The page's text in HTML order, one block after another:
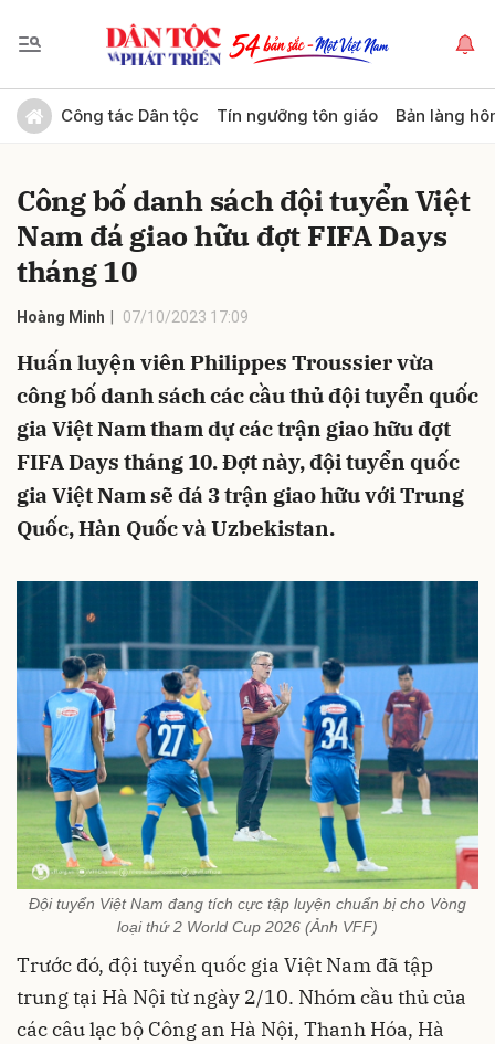
Công tác Dân tộc Tín ngưỡng tôn giáo Bản làng
Công bố danh sách đội tuyển Việt
Nam đá giao hữu đợt FIFA Days
tháng 10
Hoàng Minh 07/10/2023 17:09
Huấn luyện viên Philippes Troussier vừa
công bố danh sách các cầu thủ đội tuyển quốc
gia Việt Nam tham dự các trận giao hữu đợt
FIFA Days tháng 10. Đợt này, đội tuyển quốc
gia Việt Nam sẽ đá 3 trận giao hữu với Trung
Quốc, Hàn Quốc và Uzbekistan.
Đội tuyển Việt Nam đang tích cực tập luyện chuẩn bị cho Vòng
loại thứ 2 World Cup 2026 (Ảnh VFF)
Trước đó, đội tuyển quốc gia Việt Nam đã tập
trung tại Hà Nội từ ngày 2/10. Nhóm cầu thủ của
các câu lạc bộ Công an Hà Nội, Thanh Hóa, Hà
Gửi bình luận